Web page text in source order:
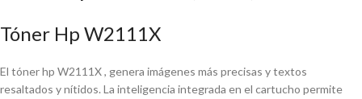
Tóner Hp W2111X
El tóner hp W2111X , genera imágenes más precisas y textos
resaltados y nítidos. La inteligencia integrada en el cartucho permite